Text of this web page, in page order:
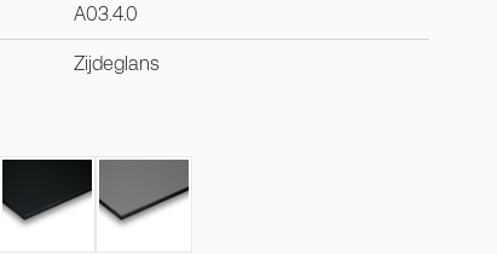
A03.4.0
Zijdeglans